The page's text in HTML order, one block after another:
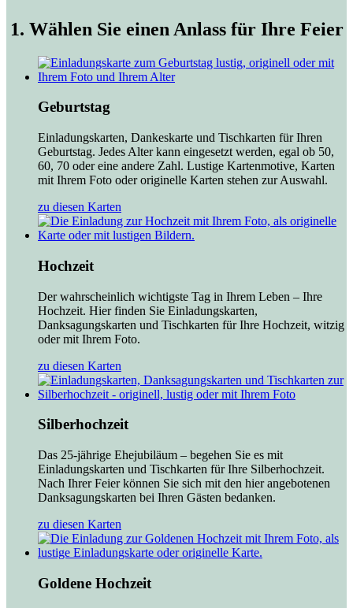
1. Wählen Sie einen Anlass für Ihre Feier
Geburtstag
Einladungskarten, Dankeskarte und Tischkarten für Ihren
Geburtstag. Jedes Alter kann eingesetzt werden, egal ob 50,
60, 70 oder eine andere Zahl. Lustige Kartenmotive, Karten
mit Ihrem Foto oder originelle Karten stehen zur Auswahl.
zu diesen Karten
Hochzeit
Der wahrscheinlich wichtigste Tag in Ihrem Leben – Ihre
Hochzeit. Hier finden Sie Einladungskarten,
Danksagungskarten und Tischkarten für Ihre Hochzeit, witzig
oder mit Ihrem Foto.
zu diesen Karten
Silberhochzeit
Das 25-jährige Ehejubiläum – begehen Sie es mit
Einladungskarten und Tischkarten für Ihre Silberhochzeit.
Nach Ihrer Feier können Sie sich mit den hier angebotenen
Danksagungskarten bei Ihren Gästen bedanken.
zu diesen Karten
Goldene Hochzeit